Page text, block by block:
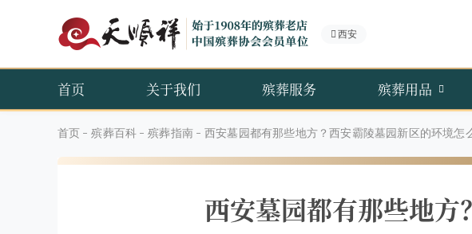
西安
首页 关于我们 殡葬服务 殡葬用品
首页 殡葬百科 殡葬指南 西安墓园都有那些地方？西安霸陵墓园新区的环境怎
西安墓园都有那些地